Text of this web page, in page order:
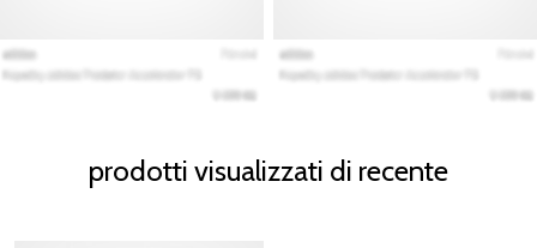
prodotti visualizzati di recente